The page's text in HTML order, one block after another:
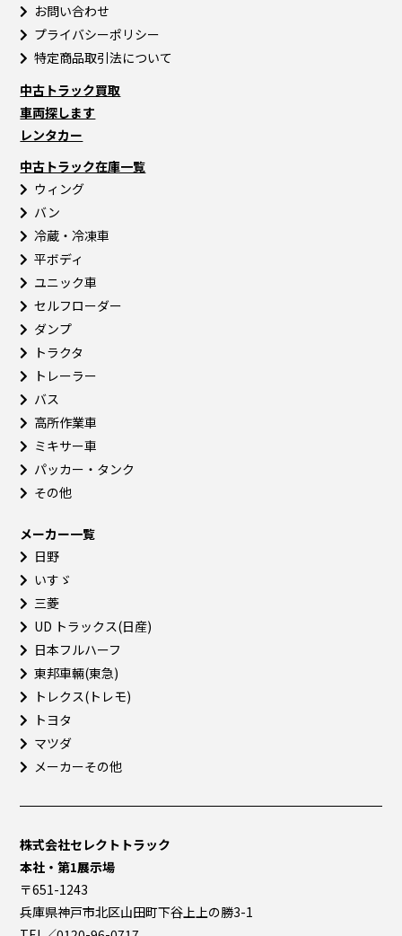
お問い合わせ
プライバシーポリシー
特定商品取引法について
中古トラック買取
車両探します
レンタカー
中古トラック在庫一覧
ウィング
バン
冷蔵・冷凍車
平ボディ
ユニック車
セルフローダー
ダンプ
トラクタ
トレーラー
バス
高所作業車
ミキサー車
パッカー・タンク
その他
メーカー一覧
日野
いすゞ
三菱
UD トラックス(日産)
日本フルハーフ
東邦車輛(東急)
トレクス(トレモ)
トヨタ
マツダ
メーカーその他
株式会社セレクトトラック
本社・第1展示場
〒651-1243
兵庫県神戸市北区山田町下谷上上の勝3-1